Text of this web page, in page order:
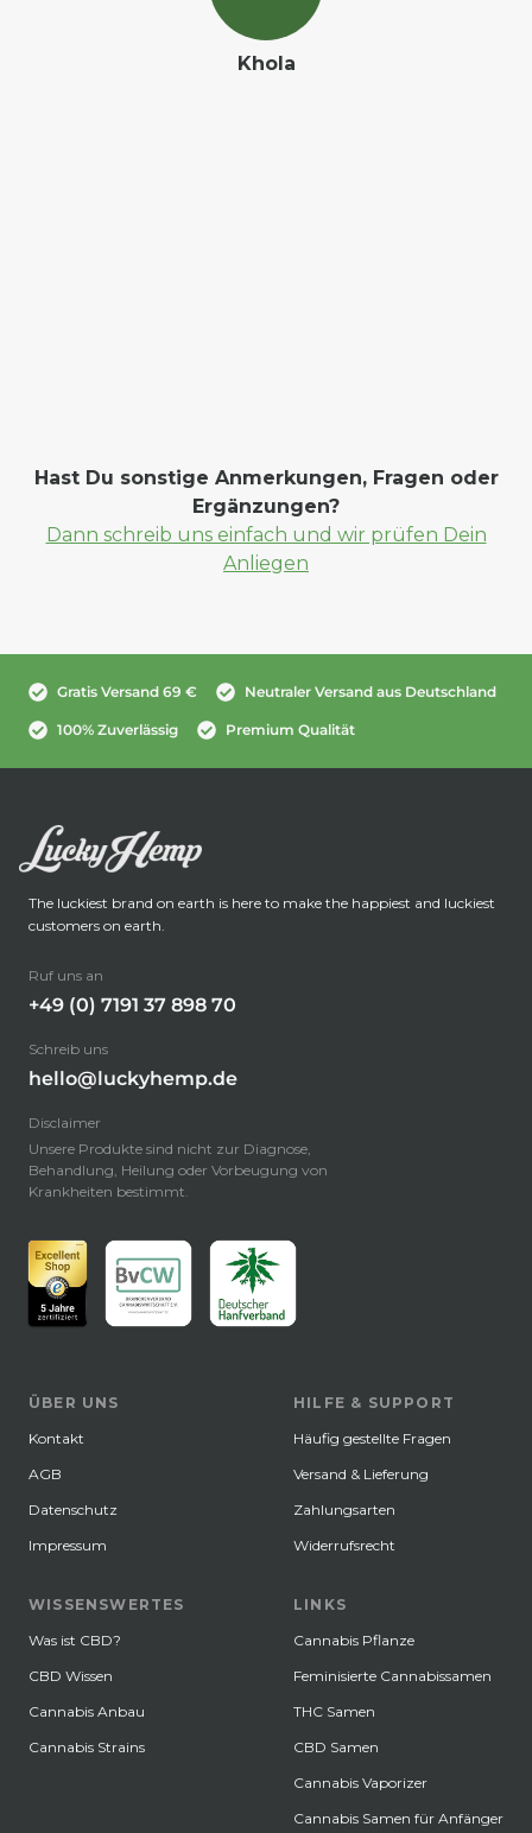
Khola
Hast Du sonstige Anmerkungen, Fragen oder
Ergänzungen?
Dann schreib uns einfach und wir prüfen Dein
Anliegen
Gratis Versand 69 € Neutraler Versand aus Deutschland
100% Zuverlässig Premium Qualität
The luckiest brand on earth is here to make the happiest and luckiest
customers on earth.
Ruf uns an
+49 (0) 7191 37 898 70
Schreib uns
hello@luckyhemp.de
Disclaimer
Unsere Produkte sind nicht zur Diagnose,
Behandlung, Heilung oder Vorbeugung von
Krankheiten bestimmt.
ÜBER UNS
Kontakt
AGB
Datenschutz
Impressum
WISSENSWERTES
Was ist CBD?
CBD Wissen
Cannabis Anbau
Cannabis Strains
HILFE & SUPPORT
Häufig gestellte Fragen
Versand & Lieferung
Zahlungsarten
Widerrufsrecht
LINKS
Cannabis Pflanze
Feminisierte Cannabissamen
THC Samen
CBD Samen
Cannabis Vaporizer
Cannabis Samen für Anfänger